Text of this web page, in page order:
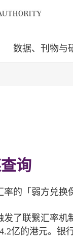
数据、刊物与
询
的「弱方兑换
了联繋汇率机
亿的港元。银